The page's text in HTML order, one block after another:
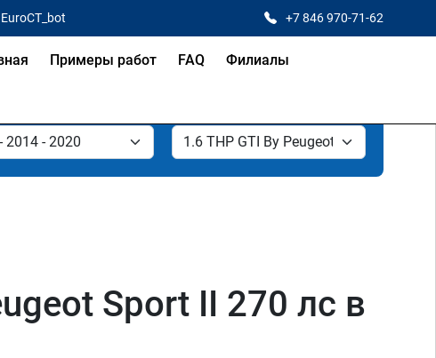
+7 846 970-71-62
Примеры работ FAQ Филиалы
Sport II 270 лс в